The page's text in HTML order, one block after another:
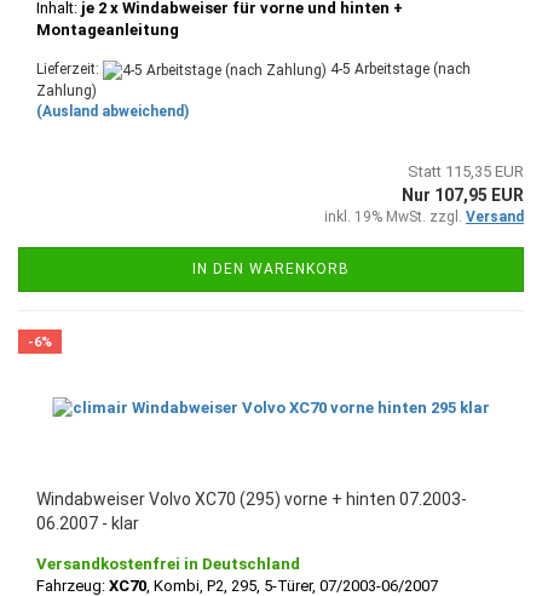
Inhalt: je 2 x Windabweiser für vorne und hinten +
Montageanleitung
Lieferzeit:
4-5 Arbeitstage (nach
Zahlung)
(Ausland abweichend)
Statt 115,35 EUR
Nur 107,95 EUR
inkl. 19% MwSt. zzgl. Versand
IN DEN WARENKORB
-6%
Windabweiser Volvo XC70 (295) vorne + hinten 07.2003-
06.2007 - klar
Versandkostenfrei in Deutschland
Fahrzeug: XC70 , Kombi, P2, 295, 5-Türer, 07/2003-06/2007